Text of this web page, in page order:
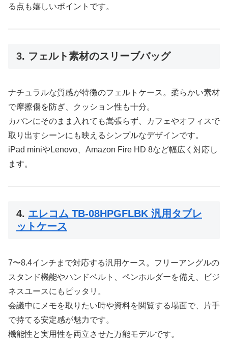
る点も嬉しいポイントです。
3. フェルト素材のスリーブバッグ
ナチュラルな質感が特徴のフェルトケース。柔らかい素材
で摩擦傷を防ぎ、クッション性も十分。
カバンにそのまま入れても嵩張らず、カフェやオフィスで
取り出すシーンにも映えるシンプルなデザインです。
iPad miniやLenovo、Amazon Fire HD 8など幅広く対応し
ます。
4. エレコム TB-08HPGFLBK 汎用タブレ
ットケース
7〜8.4インチまで対応する汎用ケース。フリーアングルの
スタンド機能やハンドベルト、ペンホルダーを備え、ビジ
ネスユースにもピッタリ。
会議中にメモを取りたい時や資料を閲覧する場面で、片手
で持てる安定感が魅力です。
機能性と実用性を両立させた万能モデルです。